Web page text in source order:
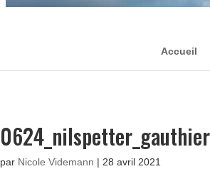
Accueil
par Nicole Videmann | 28 avril 2021